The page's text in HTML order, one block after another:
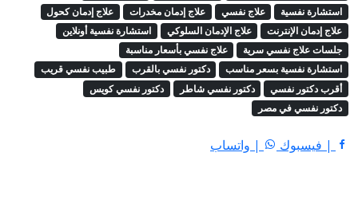
استشارة نفسية
علاج نفسي علاج إدمان مخدرات
علاج إدمان كحول
علاج إدمان الإنترنت
علاج الإدمان السلوكي
استشارة نفسية أونلاين
جلسات علاج نفسي سرية
علاج نفسي بأسعار مناسبة
استشارة نفسية بسعر مناسب
دكتور نفسي بالقرب
طبيب نفسي قريب
أقرب دكتور نفسي
دكتور نفسي شاطر
دكتور نفسي كويس
دكتور نفسي في مصر
| فيسبوك | واتساب